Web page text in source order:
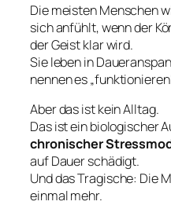
Die meisten Menschen
sich anfühlt, wenn der
der Geist klar wird.
Sie leben in
nennen es
Aber das ist kein Alltag.
Das ist ein biologischer
chronischer
auf Dauer schädigt.
Und das Tragische: Die
einmal mehr.